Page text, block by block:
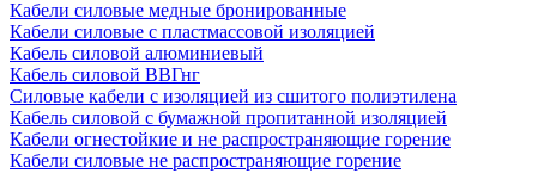
Кабели силовые медные бронированные
Кабели силовые с пластмассовой изоляцией
Кабель силовой алюминиевый
Кабель силовой ВВГнг
Силовые кабели с изоляцией из сшитого полиэтилена
Кабель силовой с бумажной пропитанной изоляцией
Кабели огнестойкие и не распространяющие горение
Кабели силовые не распространяющие горение